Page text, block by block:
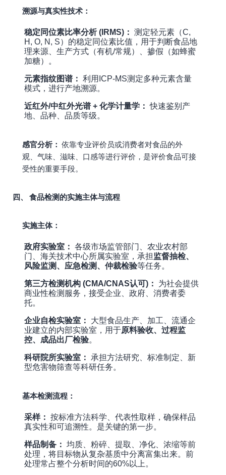
溯源与真实性技术：
稳定同位素比率分析 (IRMS)： 测定轻元素（C,
H, O, N, S）的稳定同位素比值，用于判断食品地
理来源、生产方式（有机/常规）、掺假（如蜂蜜
加糖）。
元素指纹图谱： 利用ICP-MS测定多种元素含量
模式，进行产地溯源。
近红外/中红外光谱 + 化学计量学： 快速鉴别产
地、品种、品质等级。
感官分析： 依靠专业评价员或消费者对食品的外
观、气味、滋味、口感等进行评价，是评价食品可接
受性的重要手段。
四、 食品检测的实施主体与流程
实施主体：
政府实验室： 各级市场监管部门、农业农村部
门、海关技术中心所属实验室，承担监督抽检、
风险监测、应急检测、仲裁检验等任务。
第三方检测机构 (CMA/CNAS认可)：
为社会提供
商业性检测服务，接受企业、政府、消费者委
托。
企业自检实验室：
大型食品生产、加工、流通企
业建立的内部实验室，用于原料验收、过程监
控、成品出厂检验。
科研院所实验室：
承担方法研究、标准制定、新
型危害物筛查等科研任务。
基本检测流程：
采样： 按标准方法科学、代表性取样，确保样品
真实性和可追溯性。是关键的第一步。
样品制备： 均质、粉碎、提取、净化、浓缩等前
处理，将目标物从复杂基质中分离富集出来。前
处理常占整个分析时间的60%以上。